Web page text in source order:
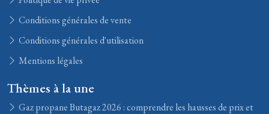
Conditions générales de vente
Conditions générales d'utilisation
Mentions légales
Thèmes à la une
Gaz propane Butagaz 2026 : comprendre les hausses de prix et